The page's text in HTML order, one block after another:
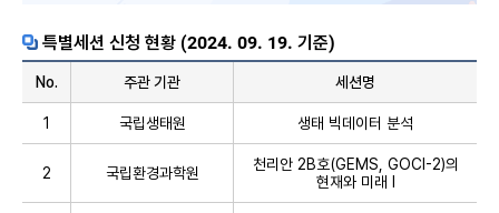
특별세션 신청 현황 (2024. 09. 19. 기준)
No. 주관 기관 세션명
1 국립생태원 생태 빅데이터 분석
2 국립환경과학원
천리안 2B호(GEMS, GOCI-2)의
현재와 미래 Ⅰ